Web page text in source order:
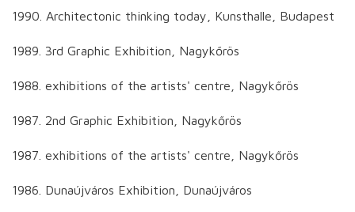
1990. Architectonic thinking today, Kunsthalle, Budapest
1989. 3rd Graphic Exhibition, Nagykőrös
1988. exhibitions of the artists' centre, Nagykőrös
1987. 2nd Graphic Exhibition, Nagykőrös
1987. exhibitions of the artists' centre, Nagykőrös
1986. Dunaújváros Exhibition, Dunaújváros